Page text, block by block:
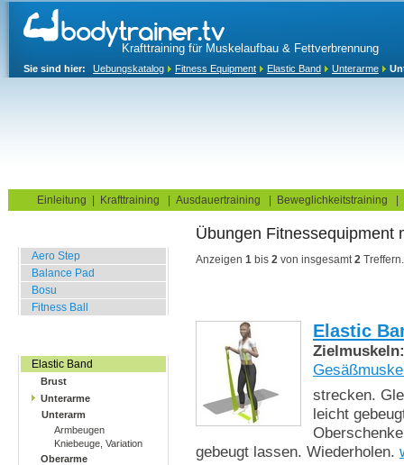
Krafttraining für Muskelaufbau & Fettverbrennung
Sie sind hier: Uebungskatalog Fitness Equipment Elastic Band Unterarme
Einleitung Krafttraining Ausdauertraining Beweglichkeitstraining
Aero Step
Balance Pad
Bosu
Fitness Ball
Elastic Band
Brust
Unterarme
Unterarm
Armbeugen
Kniebeuge, Variation
Oberarme
Übungen Fitnessequipment
Anzeigen 1 bis 2 von insgesamt2 Treffern.
Elastic
Zielmuskeln:
strecken.
leicht
gebeugt lassen. Wiederholen.